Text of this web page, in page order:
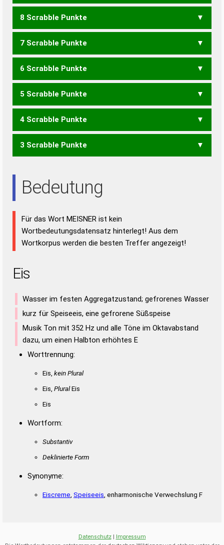
MISEREN REIMENS REMISEN
8 Scrabble Punkte
EIMERN EIMERS EMIREN
MEINES MEISEN MESNER MIEREN MIESEN MIESER
MISERE REIMEN REIMES
SEIMEN SEINEM
7 Scrabble Punkte
EIMER EINEM EMIRE
MEERS MEIEN MEIER MEINE MEINS MEISE MIENE MIERE
MIESE MISEN REIME
6 Scrabble Punkte
EMIR EMSE MEER MEIN
REIM REMS SEIM SEME EIERNS EINERS EINSER EISERN
REINES REISEN RIESEN
5 Scrabble Punkte
IMS MIR SEM EIERN
REINE REISE RENES RIESE SEIEN SEINE SEREN SERIE
4 Scrabble Punkte
EIER EIES EINE EINS
REIN REIS RENE RENS RIES SEEN SEIN SIRE
3 Scrabble Punkte
SEN SIE SIR
Bedeutung
Für das Wort MEISNER ist kein
Wortbedeutungsdatensatz hinterlegt! Aus dem
Wortkorpus werden die besten Treffer angezeigt!
Eis
Wasser im festen Aggregatzustand; gefrorenes Wasser
kurz für Speiseeis, eine gefrorene Süßspeise
Musik Ton mit 352 Hz und alle Töne im Oktavabstand
dazu, um einen Halbton erhöhtes E
Worttrennung:
Eis, kein Plural
Eis, PluralEis
Eis
Wortform:
Substantiv
Deklinierte Form
Synonyme:
Eiscreme Speiseeis , enharmonische Verwechslung F
Datenschutz| Impressum